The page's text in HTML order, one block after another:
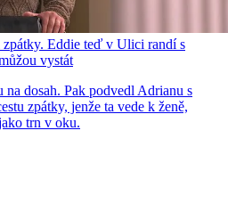
Eddie teď v Ulici randí s
vystát
na dosah. Pak podvedl Adrianu s
zpátky, jenže ta vede k ženě,
trn v oku.